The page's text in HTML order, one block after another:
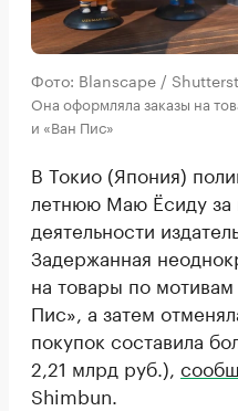
Фото: Blanscape /
Она оформляла заказы на
и «Ван Пис»
В Токио (Япония)
летнюю Маю Ёсиду за
деятельности
Задержанная
на товары по
Пис», а затем
покупок составила
2,21 млрд руб.),
Shimbun.